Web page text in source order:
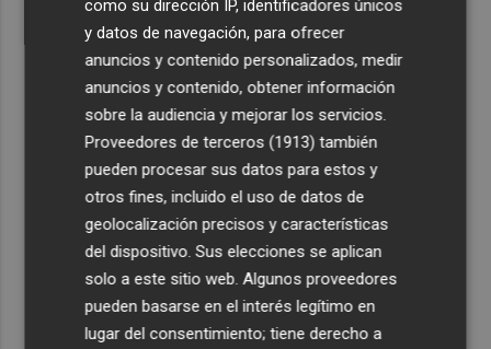
como su dirección IP, identificadores únicos
y datos de navegación, para ofrecer
anuncios y contenido personalizados, medir
anuncios y contenido, obtener información
sobre la audiencia y mejorar los servicios.
Proveedores de terceros (1913) también
pueden procesar sus datos para estos y
otros fines, incluido el uso de datos de
geolocalización precisos y características
del dispositivo. Sus elecciones se aplican
solo a este sitio web. Algunos proveedores
pueden basarse en el interés legítimo en
lugar del consentimiento; tiene derecho a